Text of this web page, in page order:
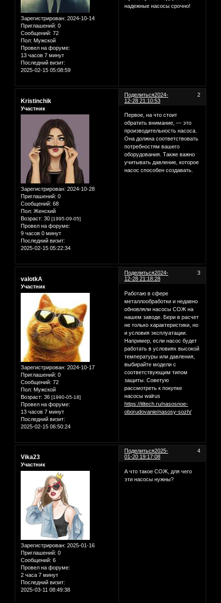
Зарегистрирован: 2024-10-14
Приглашений: 0
Сообщений: 72
Пол: Мужской
Провел на форуме:
13 часов 7 минут
Последний визит:
2025-02-15 05:08:59
надежные насосы срочно!
Поделиться 2
2024-
12-28 21:10:53
Kristinchik
Участник
Зарегистрирован: 2024-10-28
Приглашений: 0
Сообщений: 68
Пол: Женский
Возраст: 30 [1995-09-05]
Провел на форуме:
9 часов 0 минут
Последний визит:
2025-02-15 05:22:34
Первое, на что стоит
обратить внимание, — это
производительность насоса.
Она должна соответствовать
потребностям вашего
оборудования. Также важно
учитывать давление, которое
насос способен создавать.
Поделиться 3
2024-
12-28 21:18:28
valotkA
Участник
Зарегистрирован: 2024-10-17
Приглашений: 0
Сообщений: 72
Пол: Мужской
Возраст: 36 [1990-05-18]
Провел на форуме:
13 часов 7 минут
Последний визит:
2025-02-15 06:50:24
Работаю в сфере
металлообработки и недавно
обновляли насосы СОЖ на
нашем заводе. Бери в расчет
не только характеристики, но
и условия эксплуатации.
Например, если насос будет
работать в условиях высокой
температуры или давления,
выбирайте модели с
соответствующим типом
защиты. Советую
рассмотреть к покупке
насосы walrus
https://itltech.ru/nasosnoe-
oborudovanie/nasosy-sozh/
Поделиться 4
2025-
01-20 19:17:08
Vika23
Участник
Зарегистрирован: 2025-01-16
Приглашений: 0
Сообщений: 6
Провел на форуме:
2 часа 7 минут
Последний визит:
2025-03-11 08:49:38
А что такое СОЖ, для чего
эти насосы нужны?